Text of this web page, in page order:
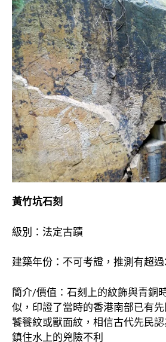
黃竹坑石刻
級別：法定古蹟
建築年份：不可考證，推測有超
簡介/價值：石刻上的紋飾與青銅
似，印證了當時的香港南部已有
饕餮紋或獸面紋，相信古代先民認
鎮住水上的兇險不利